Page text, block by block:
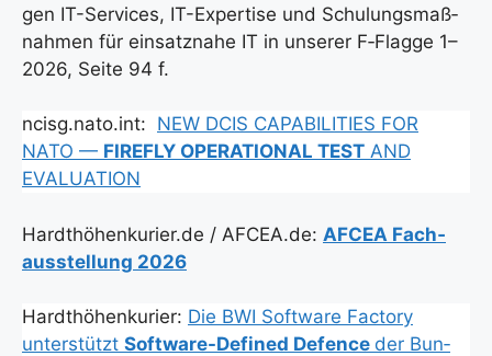
gen IT-Ser­vices, IT-Exper­ti­se und Schu­lungs­maß­
nah­men für ein­satz­na­he IT in unse­rer F‑Flagge 1–
2026, Sei­te 94 f.
ncisg.nato.int: NEW DCIS CAPABILITIES FOR
NATO — FIREFLY OPERATIONAL TEST AND
EVALUATION
Hardthöhenkurier.de / AFCEA.de: AFCEA Fach­
aus­stel­lung 2026
Hardt­hö­hen­ku­rier: Die BWI Soft­ware Fac­to­ry
unter­stützt Soft­ware-Defi­ned Defence der Bun­